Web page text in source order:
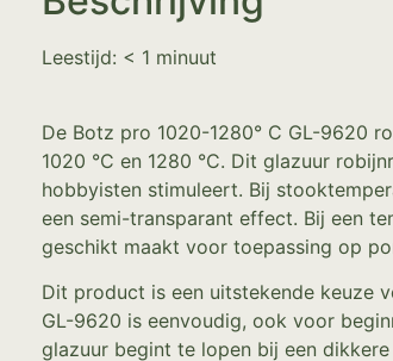
Leestijd: < 1 minuut
De Botz pro 1020-1280° C GL-9620
1020 °C en 1280 °C. Dit glazuur
hobbyisten stimuleert. Bij
een semi-transparant effect. Bij een
geschikt maakt voor toepassing op
Dit product is een uitstekende keuze
GL-9620 is eenvoudig, ook voor
glazuur begint te lopen bij een